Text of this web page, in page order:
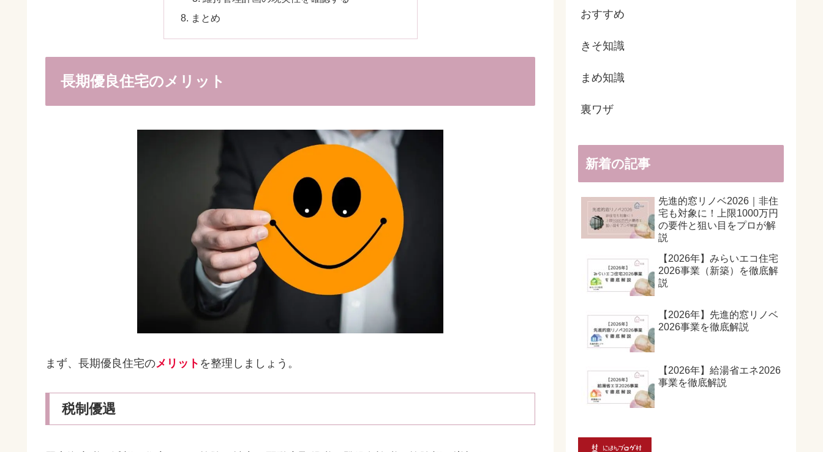
まとめ
長期優良住宅のメリット
まず、長期優良住宅のメリット を整理しましょう。
税制優遇
おすすめ
きそ知識
まめ知識
裏ワザ
新着の記事
先進的窓リノベ2026｜非住
宅も対象に！上限1000万円
の要件と狙い目をプロが解
説
【2026年】みらいエコ住宅
2026事業（新築）を徹底解
説
【2026年】先進的窓リノベ
2026事業を徹底解説
【2026年】給湯省エネ2026
事業を徹底解説